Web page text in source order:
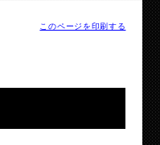
このページを印刷する